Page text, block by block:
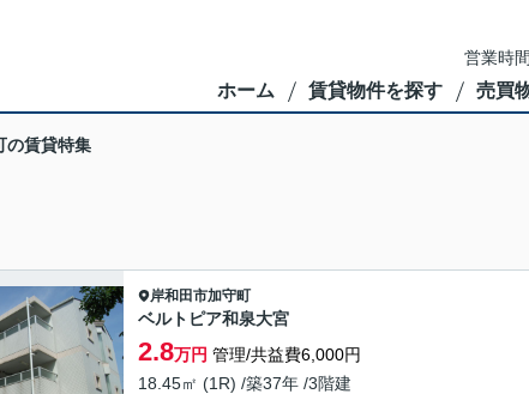
営業時
ホーム 賃貸物件を探す 売買
の賃貸特集
岸和田市加守町
ベルトピア和泉大宮
2.8万円 管理/共益費6,000円
18.45㎡ (1R) /築37年 /3階建